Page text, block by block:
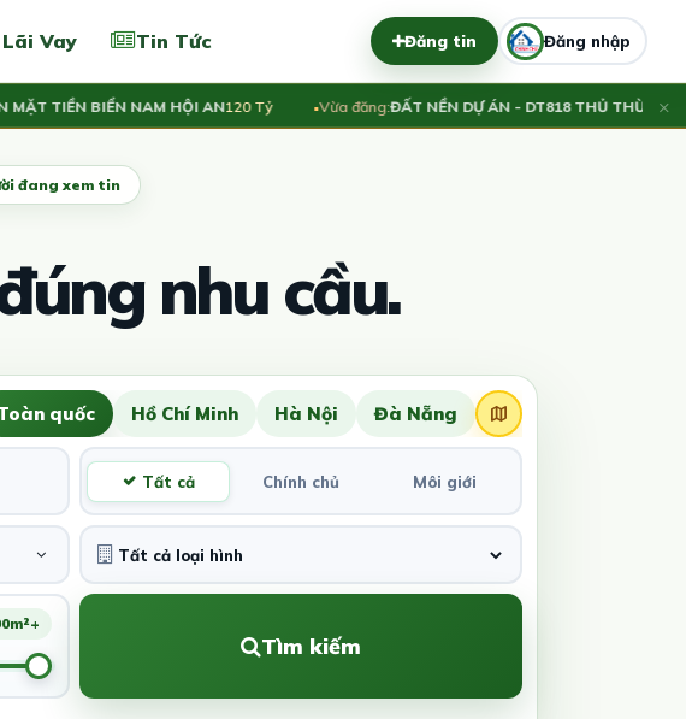
Vay Tin Tức Đăng tin Đăng nhập
TIỀN BIỂN NAM HỘI AN120 Tỷ Vừa đăng:ĐẤT NỀN DỰ ÁN - DT818 THỦ THỪAThương
×
đang xem tin
nhu cầu.
quốc Hồ Chí Minh Hà Nội Đà Nẵng
Tất cả Chính chủ Môi giới
Tìm kiếm